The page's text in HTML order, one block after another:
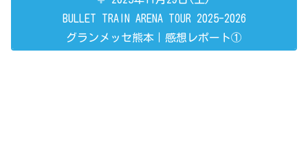
BULLET TRAIN ARENA TOUR 2025-2026
グランメッセ熊本｜感想レポート①